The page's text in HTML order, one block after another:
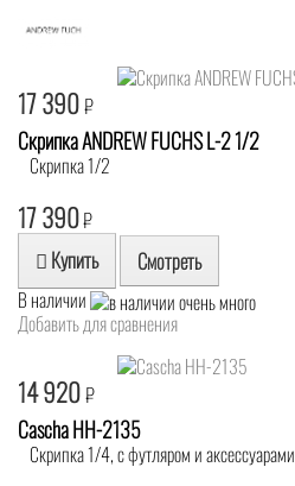
17 390₽
Скрипка ANDREW FUCHS L-2 1/2
Скрипка 1/2
17 390₽
Купить Смотреть
В наличии
Добавить для сравнения
14 920₽
Cascha HH-2135
Скрипка 1/4, с футляром и аксессуарами